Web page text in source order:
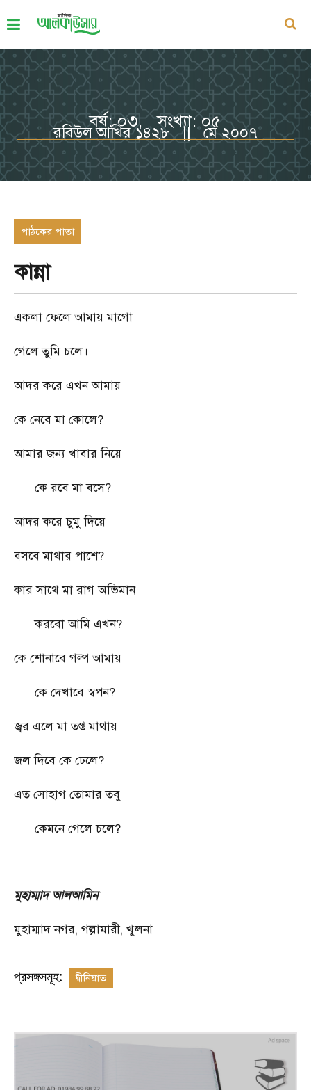
বর্ষ: ০৩, সংখ্যা: ০৫
রবিউল আখির ১৪২৮ || মে ২০০৭
পাঠকের পাতা
কান্না
একলা ফেলে আমায় মাগো
গেলে তুমি চলে।
আদর করে এখন আমায়
কে নেবে মা কোলে?
আমার জন্য খাবার নিয়ে
কে রবে মা বসে?
আদর করে চুমু দিয়ে
বসবে মাথার পাশে?
কার সাথে মা রাগ অভিমান
করবো আমি এখন?
কে শোনাবে গল্প আমায়
কে দেখাবে স্বপন?
জ্বর এলে মা তপ্ত মাথায়
জল দিবে কে ঢেলে?
এত সোহাগ তোমার তবু
কেমনে গেলে চলে?
মুহাম্মাদ আলআমিন
মুহাম্মাদ নগর, গল্লামারী, খুলনা
প্রসঙ্গসমূহ: দ্বীনিয়াত